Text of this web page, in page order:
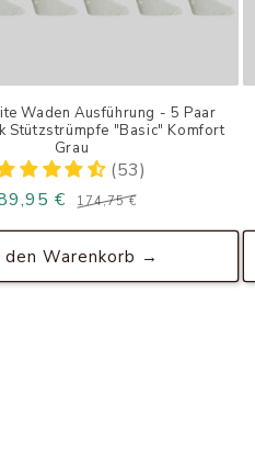
Waden Ausführung - 5 Paar
Stützstrümpfe "Basic" Komfort
Grau
(53)
Preis
174,75 €
€
den Warenkorb →